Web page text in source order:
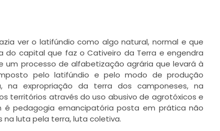
ver o latifúndio como algo natural, normal e que
capital que faz o Cativeiro da Terra e engendra
um processo de alfabetização agrária que levará à
pelo latifúndio e pelo modo de produção
expropriação da terra dos camponeses, na
territórios através do uso abusivo de agrotóxicos e
pedagogia emancipatória posta em prática não
na luta pela terra, luta coletiva.